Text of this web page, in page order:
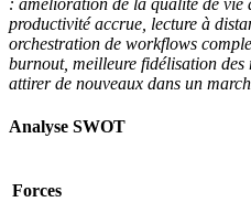
productivité accrue, lecture à
orchestration de workflows
burnout, meilleure fidélisation
attirer de nouveaux dans un
Analyse SWOT
Forces